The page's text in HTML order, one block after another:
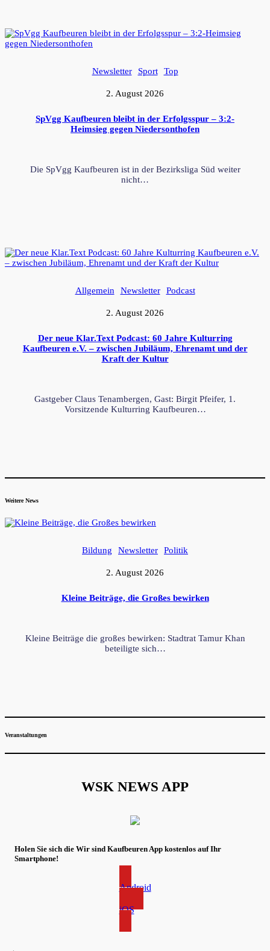
Newsletter Sport Top
2. August 2026
SpVgg Kaufbeuren bleibt in der Erfolgsspur – 3:2-
Heimsieg gegen Niedersonthofen
Die SpVgg Kaufbeuren ist in der Bezirksliga Süd weiter
nicht…
Allgemein Newsletter Podcast
2. August 2026
Der neue Klar.Text Podcast: 60 Jahre Kulturring
Kaufbeuren e.V. – zwischen Jubiläum, Ehrenamt und der
Kraft der Kultur
Gastgeber Claus Tenambergen, Gast: Birgit Pfeifer, 1.
Vorsitzende Kulturring Kaufbeuren…
Weitere News
Bildung Newsletter Politik
2. August 2026
Kleine Beiträge, die Großes bewirken
Kleine Beiträge die großes bewirken: Stadtrat Tamur Khan
beteiligte sich…
Veranstaltungen
WSK NEWS APP
Holen Sie sich die Wir sind Kaufbeuren App kostenlos auf Ihr
Smartphone!
Android
iOS